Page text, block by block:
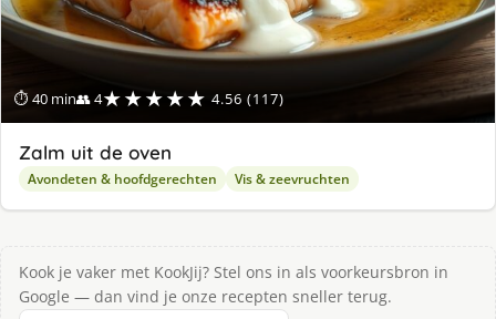
⏱ 40 min👥 4★★★★★ 4.56 (117)
Zalm uit de oven
Avondeten & hoofdgerechten Vis & zeevruchten
Kook je vaker met KookJij? Stel ons in als voorkeursbron in
Google — dan vind je onze recepten sneller terug.